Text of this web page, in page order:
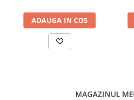
ADAUGA IN COS
MAGAZINUL